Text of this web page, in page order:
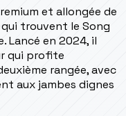
et allongée de
trouvent le Song
Lancé en 2024, il
qui profite
rangée, avec
aux jambes dignes